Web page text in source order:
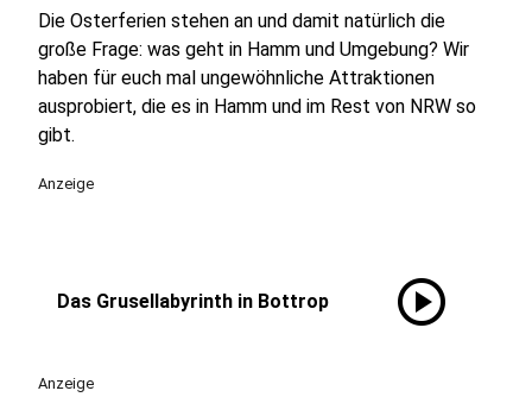
Die Osterferien stehen an und damit natürlich die
große Frage: was geht in Hamm und Umgebung? Wir
haben für euch mal ungewöhnliche Attraktionen
ausprobiert, die es in Hamm und im Rest von NRW so
gibt.
Anzeige
Das Grusellabyrinth in Bottrop play_circle
Anzeige